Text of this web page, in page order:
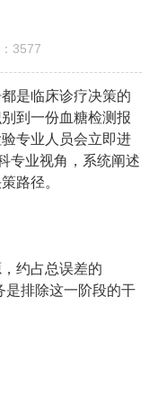
3577
是临床诊疗决策的
到一份血糖检测报
专业人员会立即进
专业视角，系统阐述
路径。
约占总误差的
是排除这一阶段的干